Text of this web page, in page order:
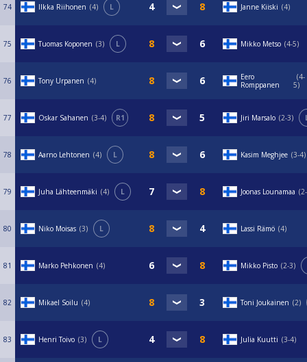
74 Ilkka Riihonen 4 L Janne Kiiski 4
75 Tuomas Koponen 3 L Mikko Metso 4-5
76 Tony Urpanen 4
Eero
Romppanen
4-
5
77 Oskar Sahanen 3-4 R1 Jiri Marsalo 2-3
78 Aarno Lehtonen 4 L Kasim Meghjee 3-4
79 Juha Lähteenmäki 4 L Joonas Lounamaa
80 Niko Moisas 3 L Lassi Rämö 4
81 Marko Pehkonen 4 Mikko Pisto 2-3
82 Mikael Soilu 4 Toni Joukainen 2
83 Henri Toivo 3 L Julia Kuutti 3-4